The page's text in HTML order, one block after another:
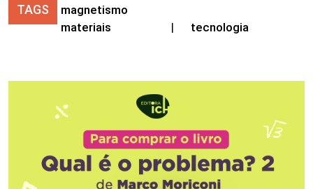
TAGS
magnetismo
materiais
| tecnologia